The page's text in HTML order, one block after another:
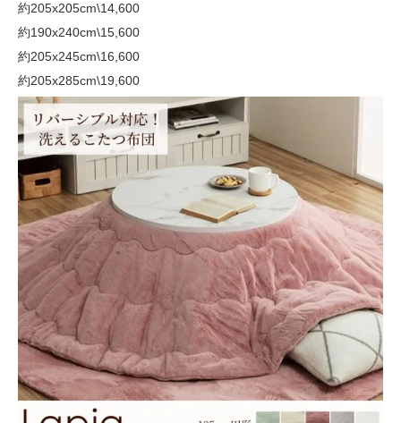
約205x205cm\14,600
約190x240cm\15,600
約205x245cm\16,600
約205x285cm\19,600